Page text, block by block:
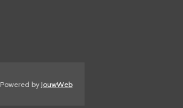
Powered byJouwWeb